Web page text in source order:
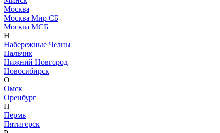
Москва
Москва Мир СБ
Москва МСБ
Н
Набережные Челны
Нальчик
Нижний Новгород
Новосибирск
О
Омск
Оренбург
П
Пермь
Пятигорск